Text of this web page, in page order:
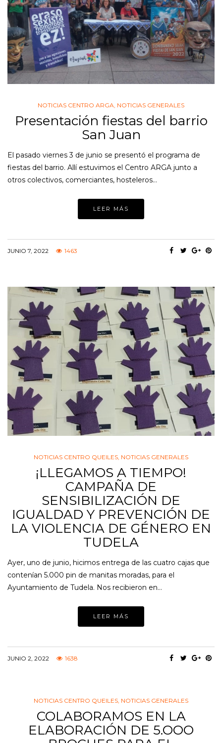
NOTICIAS CENTRO ARGA, NOTICIAS GENERALES
Presentación fiestas del barrio
San Juan
El pasado viernes 3 de junio se presentó el programa de
fiestas del barrio. Allí estuvimos el Centro ARGA junto a
otros colectivos, comerciantes, hosteleros…
LEER MÁS
JUNIO 7, 2022 1463
NOTICIAS CENTRO QUEILES, NOTICIAS GENERALES
¡LLEGAMOS A TIEMPO!
CAMPAÑA DE
SENSIBILIZACIÓN DE
IGUALDAD Y PREVENCIÓN DE
LA VIOLENCIA DE GÉNERO EN
TUDELA
Ayer, uno de junio, hicimos entrega de las cuatro cajas que
contenían 5.000 pin de manitas moradas, para el
Ayuntamiento de Tudela. Nos recibieron en…
LEER MÁS
JUNIO 2, 2022 1638
NOTICIAS CENTRO QUEILES, NOTICIAS GENERALES
COLABORAMOS EN LA
ELABORACIÓN DE 5.OOO